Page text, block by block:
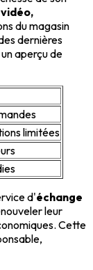
du magasin
dernières
aperçu de
limitées
d'échange
leur
Cette